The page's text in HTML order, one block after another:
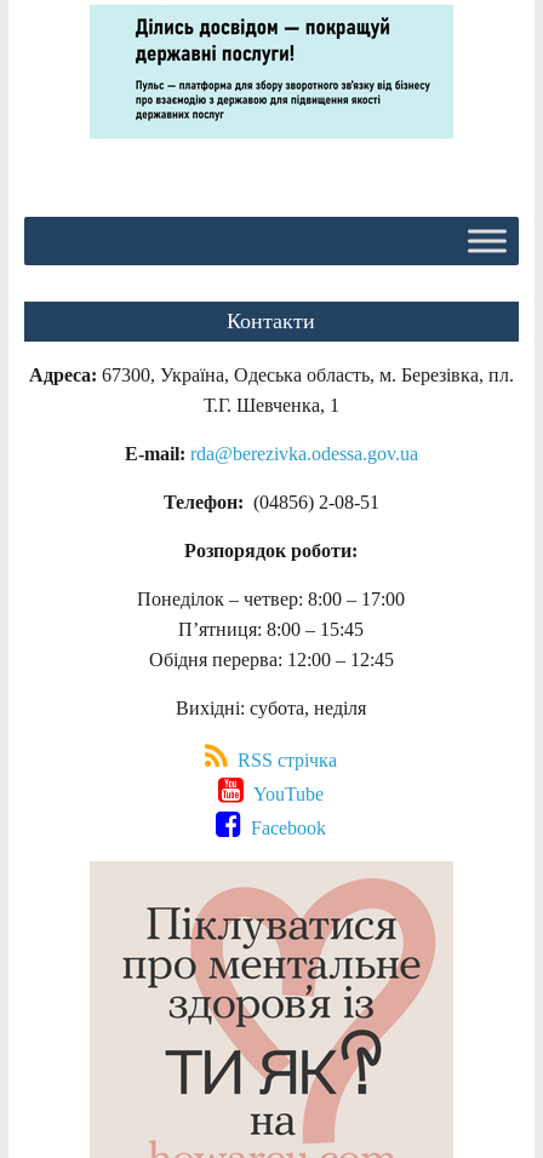
Контакти
Адреса: 67300, Україна, Одеська область, м. Березівка, пл.
Т.Г. Шевченка, 1
E-mail: rda@berezivka.odessa.gov.ua
Телефон: (04856) 2-08-51
Розпорядок роботи:
Понеділок – четвер: 8:00 – 17:00
П’ятниця: 8:00 – 15:45
Обідня перерва: 12:00 – 12:45
Вихідні: субота, неділя
RSS стрічка
YouTube
Facebook